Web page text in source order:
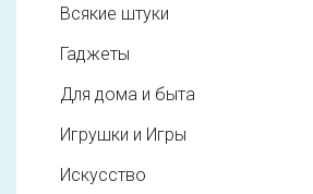
Всякие штуки
Гаджеты
Для дома и быта
Игрушки и Игры
Искусство